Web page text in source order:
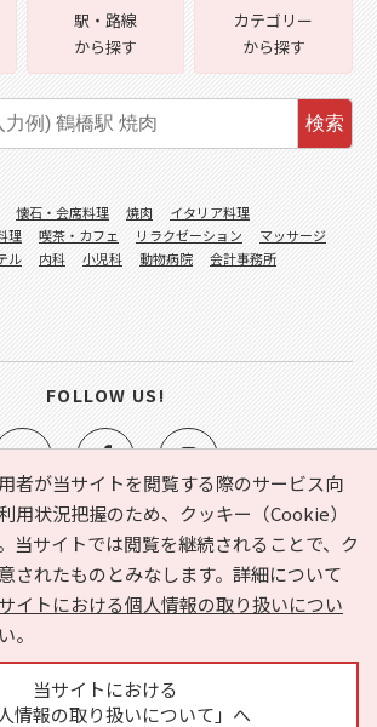
者が当サイトを閲覧する際のサービス向
用状況把握のため、クッキー（Cookie）
当サイトでは閲覧を継続されることで、ク
されたものとみなします。詳細について
イトにおける個人情報の取り扱いについ
。
当サイトにおける
人情報の取り扱いについて」へ
ビタ）とは？ お気に入り
ヘルプ
人情報の取り扱いについて
運営会社
広告掲載に関するお問い合わせ
駅・路線
から探す
カテゴリー
から探す
検索
懐石・会席料理 焼肉
イタリア料理
理 喫茶・カフェ リラクゼーション
マッサージ
ル 内科 小児科 動物病院
会計事務所
FOLLOW US!